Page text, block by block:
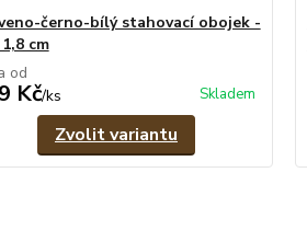
černo-bílý stahovací obojek -
cm
od
Kč/ks Skladem
Zvolit variantu